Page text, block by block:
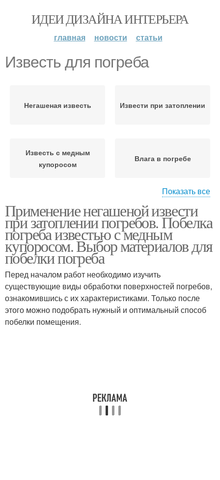
ИДЕИ ДИЗАЙНА ИНТЕРЬЕРА
главная новости статьи
Известь для погреба
Негашеная известь Извести при затоплении
Известь с медным
купоросом
Влага в погребе
Известь в погребе Гашеная известь
Известь от грибка
Информация об
извести
Показать все
Применение негашеной извести
при затоплении погребов. Побелка
погреба известью с медным
купоросом. Выбор материалов для
побелки погреба
Перед началом работ необходимо изучить
существующие виды обработки поверхностей погребов,
ознакомившись с их характеристиками. Только после
этого можно подобрать нужный и оптимальный способ
побелки помещения.